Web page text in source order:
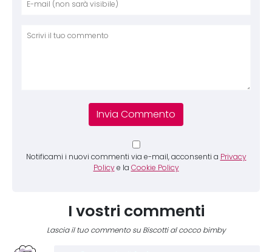
Notificami i nuovi commenti via e-mail, acconsenti a Privacy
Policy e la Cookie Policy
I vostri commenti
Lascia il tuo commento su Biscotti al cocco bimby